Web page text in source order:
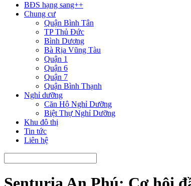
BĐS hạng sang++
Chung cư
Quận Bình Tân
TP Thủ Đức
Bình Dương
Bà Rịa Vũng Tàu
Quận 1
Quận 6
Quận 7
Quận Bình Thạnh
Nghỉ dưỡng
Căn Hộ Nghỉ Dưỡng
Biệt Thự Nghỉ Dưỡng
Khu đô thị
Tin tức
Liên hệ